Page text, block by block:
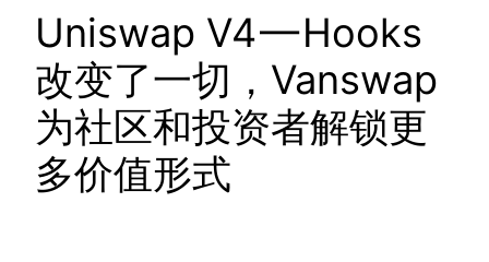
Uniswap V4 — Hooks
改变了一切，Vanswap
为社区和投资者解锁更
多价值形式